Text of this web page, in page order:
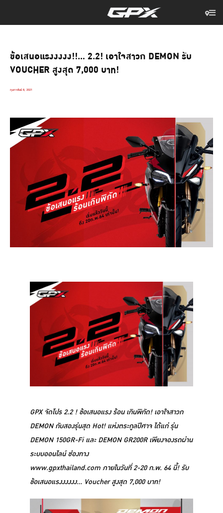
ข้อเสนอแรงงงงง!!… 2.2! เอาใจสาวก DEMON รับ
VOUCHER สูงสุด 7,000 บาท!
กุมภาพันธ์ 8, 2021
GPX จัดโปร 2.2 ! ข้อเสนอแรง ร้อน เกินพิกัด! เอาใจสาวก
DEMON กับสองรุ่นสุด Hot! แห่งตระกูลปีศาจ ได้แก่ รุ่น
DEMON 150GR-Fi และ DEMON GR200R เพียงจองรถผ่าน
ระบบออนไลน์ ช่องทาง
www.gpxthailand.com ภายในวันที่ 2-20 ก.พ. 64 นี้! รับ
ข้อเสนอแรงงงงงง… Voucher สูงสุด 7,000 บาท!